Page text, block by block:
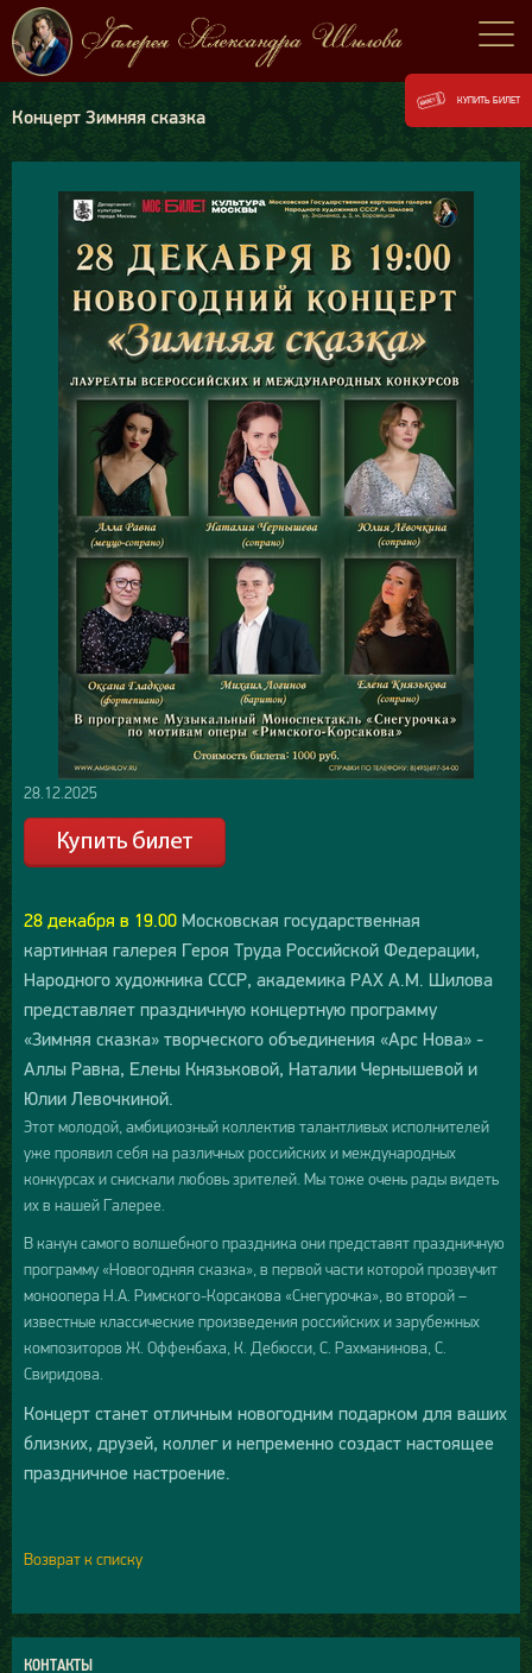
Концерт Зимняя сказка
28.12.2025
28 декабря в 19.00 Московская государственная
картинная галерея Героя Труда Российской Федерации,
Народного художника СССР, академика РАХ А.М. Шилова
представляет праздничную концертную программу
«Зимняя сказка» творческого объединения «Арс Нова» -
Аллы Равна, Елены Князьковой, Наталии Чернышевой и
Юлии Левочкиной.
Этот молодой, амбициозный коллектив талантливых исполнителей
уже проявил себя на различных российских и международных
конкурсах и снискали любовь зрителей. Мы тоже очень рады видеть
их в нашей Галерее.
В канун самого волшебного праздника они представят праздничную
программу «Новогодняя сказка», в первой части которой прозвучит
моноопера Н.А. Римского-Корсакова «Снегурочка», во второй –
известные классические произведения российских и зарубежных
композиторов Ж. Оффенбаха, К. Дебюсси, С. Рахманинова, С.
Свиридова.
Концерт станет отличным новогодним подарком для ваших
близких, друзей, коллег и непременно создаст настоящее
праздничное настроение.
Возврат к списку
КОНТАКТЫ
КУПИТЬ БИЛЕТ